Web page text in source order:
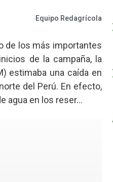
Equipo Redagrícola
de los más importantes
de la campaña, la
estimaba una caída en
del Perú. En efecto,
agua en los reser...